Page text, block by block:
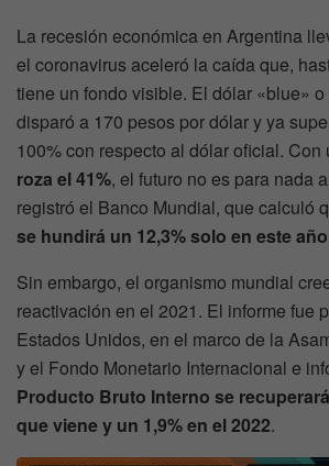
La recesión económica en Argentina
el coronavirus aceleró la caída que,
tiene un fondo visible. El dólar «blue»
disparó a 170 pesos por dólar y ya
100% con respecto al dólar oficial. Con
roza el 41%, el futuro no es para nada
registró el Banco Mundial, que calculó
se hundirá un 12,3% solo en este año
Sin embargo, el organismo mundial
reactivación en el 2021. El informe fue
Estados Unidos, en el marco de la
y el Fondo Monetario Internacional e
Producto Bruto Interno se
que viene y un 1,9% en el 2022.